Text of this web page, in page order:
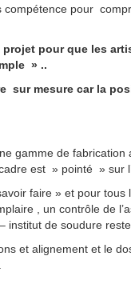
compétence pour
pour que les
» ..
sur mesure car la
gamme de
est » pointé » sur
faire » et pour
, un contrôle de
institut de soudure
et alignement et le